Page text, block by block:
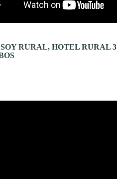
RURAL, HOTEL RURAL 3